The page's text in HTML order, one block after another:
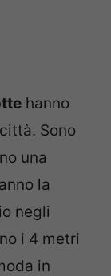
hanno
Sono
una
la
negli
i 4 metri
in